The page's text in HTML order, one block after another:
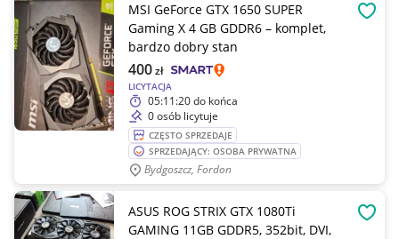
MSI GeForce GTX 1650 SUPER
Gaming X 4 GB GDDR6 – komplet,
bardzo dobry stan
LICYTACJA
400zł
05:11:20do końca
0 osób licytuje
CZĘSTO SPRZEDAJE
SPRZEDAJĄCY: OSOBA PRYWATNA
Bydgoszcz, Fordon
ASUS ROG STRIX GTX 1080Ti
GAMING 11GB GDDR5, 352bit, DVI,